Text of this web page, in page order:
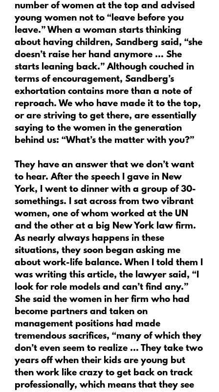
number of women at the top and advised
young women not to “leave before you
leave.” When a woman starts thinking
about having children, Sandberg said, “she
doesn’t raise her hand anymore … She
starts leaning back.” Although couched in
terms of encouragement, Sandberg’s
exhortation contains more than a note of
reproach. We who have made it to the top,
or are striving to get there, are essentially
saying to the women in the generation
behind us: “What’s the matter with you?”
They have an answer that we don’t want
to hear. After the speech I gave in New
York, I went to dinner with a group of 30-
somethings. I sat across from two vibrant
women, one of whom worked at the UN
and the other at a big New York law firm.
As nearly always happens in these
situations, they soon began asking me
about work-life balance. When I told them I
was writing this article, the lawyer said, “I
look for role models and can’t find any.”
She said the women in her firm who had
become partners and taken on
management positions had made
tremendous sacrifices, “many of which they
don’t even seem to realize … They take two
years off when their kids are young but
then work like crazy to get back on track
professionally, which means that they see